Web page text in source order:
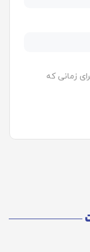
زمانی که